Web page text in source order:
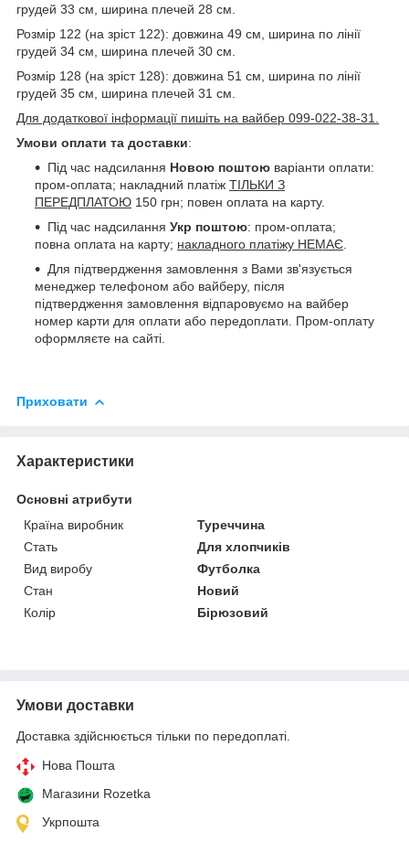
грудей 33 см, ширина плечей 28 см.
Розмір 122 (на зріст 122): довжина 49 см, ширина по лінії
грудей 34 см, ширина плечей 30 см.
Розмір 128 (на зріст 128): довжина 51 см, ширина по лінії
грудей 35 см, ширина плечей 31 см.
Для додаткової інформації пишіть на вайбер 099-022-38-31.
Умови оплати та доставки:
Під час надсилання Новою поштою варіанти оплати:
пром-оплата; накладний платіж ТІЛЬКИ З
ПЕРЕДПЛАТОЮ 150 грн; повен оплата на карту.
Під час надсилання Укр поштою: пром-оплата;
повна оплата на карту; накладного платіжу НЕМАЄ
Для підтвердження замовлення з Вами зв'язується
менеджер телефоном або вайберу, після
підтвердження замовлення відпаровуємо на вайбер
номер карти для оплати або передоплати. Пром-оплату
оформляєте на сайті.
Приховати
Характеристики
Основні атрибути
Країна виробник
Туреччина
Стать
Для хлопчиків
Вид виробу
Футболка
Стан
Новий
Колір
Бірюзовий
Умови доставки
Доставка здійснюється тільки по передоплаті.
Нова Пошта
Магазини Rozetka
Укрпошта